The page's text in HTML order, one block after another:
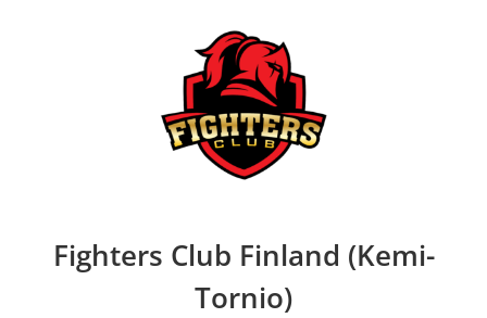
Fighters Club Finland (Kemi-
Tornio)